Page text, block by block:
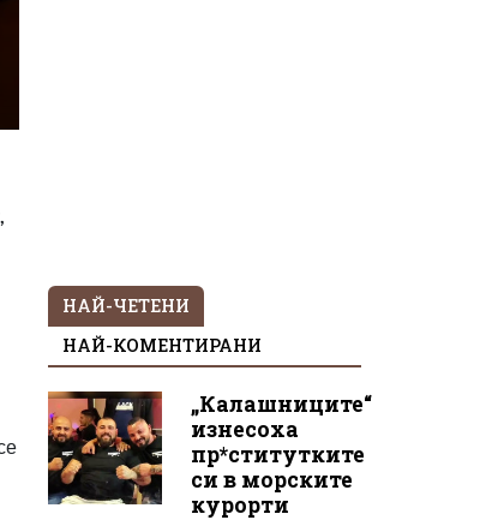
НАЙ-ЧЕТЕНИ
НАЙ-КОМЕНТИРАНИ
„Калашниците“
изнесоха
пр*ститутките
си в морските
курорти